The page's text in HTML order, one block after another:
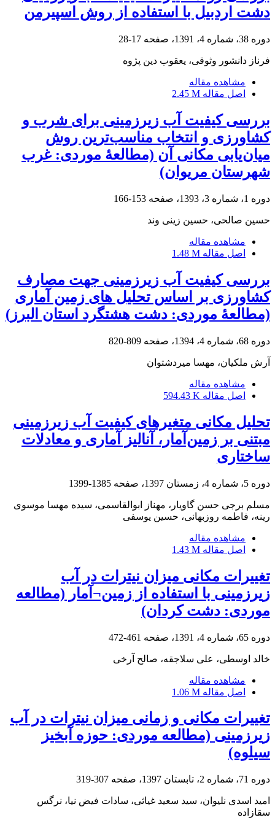
دشت اردبیل با استفاده از روش اسپیرمن
دوره 38، شماره 4، 1391، صفحه 17-28
فرناز دانشور وثوقی، یعقوب دین پژوه
مشاهده مقاله
اصل مقاله 2.45 M
بررسی کیفیت آب زیرزمینی برای شرب و
کشاورزی و انتخاب مناسب‌ترین روش
میان‌یابی مکانی آن (مطالعۀ موردی: غرب
شهرستان مریوان)
دوره 1، شماره 3، 1393، صفحه 153-166
حسین صالحی، حسین زینی وند
مشاهده مقاله
اصل مقاله 1.48 M
بررسی کیفیت آب زیرزمینی جهت مصارف
کشاورزی بر اساس تحلیل های زمین آماری
(مطالعۀ موردی: دشت هشتگرد استان البرز)
دوره 68، شماره 4، 1394، صفحه 809-820
آرش ملکیان، مهسا میردشتوان
مشاهده مقاله
اصل مقاله 594.43 K
تحلیل مکانی متغیرهای کیفیت آب زیرزمینی
مبتنی بر زمین‌آمار، آنالیز آماری و معادلات
ساختاری
دوره 5، شماره 4، زمستان 1397، صفحه 1385-1399
مسلم برجی حسن گاویار، مهناز ابوالقاسمی، سیده مهسا موسوی
رینه، فاطمه روزبهانی، حسین یوسفی
مشاهده مقاله
اصل مقاله 1.43 M
تغییرات مکانی میزان نیترات در آب
زیرزمینی با استفاده از زمین¬آمار (مطالعه
موردی: دشت کردان)
دوره 65، شماره 4، 1391، صفحه 461-472
خالد اوسطی، علی سلاجقه، صالح آرخی
مشاهده مقاله
اصل مقاله 1.06 M
تغییرات مکانی و زمانی میزان نیترات در آب
زیرزمینی (مطالعه موردی: حوزه آبخیز
سیلوه)
دوره 71، شماره 2، تابستان 1397، صفحه 307-319
امید اسدی نلیوان، سید سعید غیاثی، سادات فیض نیا، نرگس
سقازاده